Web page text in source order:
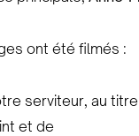
ont été filmés :
serviteur, au
et de